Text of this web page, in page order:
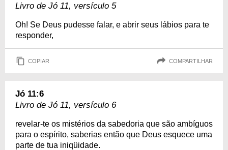
Livro de Jó 11, versículo 5
Oh! Se Deus pudesse falar, e abrir seus lábios para te
responder,
COPIAR COMPARTILHAR
Jó 11:6
Livro de Jó 11, versículo 6
revelar-te os mistérios da sabedoria que são ambíguos
para o espírito, saberias então que Deus esquece uma
parte de tua iniqüidade.